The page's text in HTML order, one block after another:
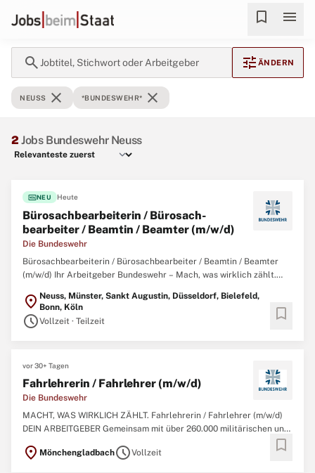
bookmark menu
search Jobtitel, Stichwort oder Arbeitgeber tune ÄNDERN
NEUSS close *BUNDESWEHR* close
2 Jobs Bundeswehr Neuss
fiber_newNEU Heute
Büro­sach­bearbeiterin / Büro­sach­
bearbeiter / Beamtin / Beamter (m/w/d)
Die Bundeswehr
Bürosachbearbeiterin / Bürosachbearbeiter / Beamtin / Beamter
(m/w/d) Ihr Arbeitgeber Bundeswehr – Mach, was wirklich zählt.
Mitarbeitenden garantieren wir Sicherheit, Souveränität und die
außenpolitische Handlungsfähigkeit
location_on Neuss, Münster, Sankt Augustin, Düsseldorf, Bielefeld,
Bonn, Köln
scheduleVollzeit · Teilzeit bookmark
vor 30+ Tagen
Fahrlehrerin / Fahrlehrer (m/w/d)
Die Bundeswehr
MACHT, WAS WIRKLICH ZÄHLT. Fahrlehrerin / Fahrlehrer (m/w/d)
DEIN ARBEITGEBER Gemeinsam mit über 260.000 militärischen und
zivilen Mitarbeitenden garantieren wir Sicherheit, Souveränität und
die außenpolitische Handlungsfähigkeit der Bundesrepublik
location_on MönchengladbachscheduleVollzeit bookmark